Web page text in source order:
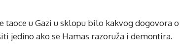
u Gazi u sklopu bilo kakvog dogovora o
jedino ako se Hamas razoruža i demontira.